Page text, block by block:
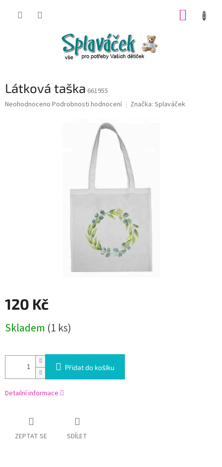
Látková taška 661955
Průměrné
Neohodnoceno Podrobnosti hodnocení Značka: Splaváček
120 Kč
cena:
Skladem (1 ks)
Přidat do košíku
Detailní informace
ZEPTAT SE SDÍLET